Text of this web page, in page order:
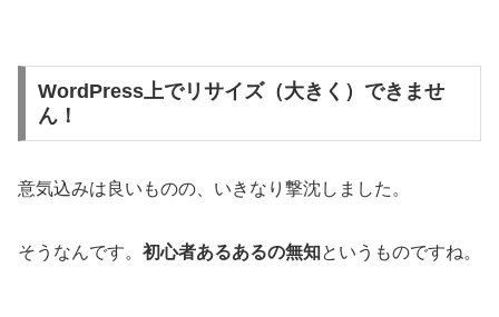
WordPress上でリサイズ（大きく）できませ
ん！
意気込みは良いものの、いきなり撃沈しました。
そうなんです。 初心者あるあるの無知というものですね。